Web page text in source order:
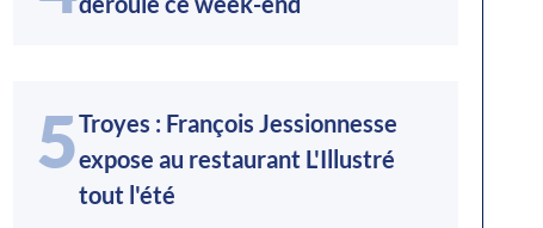
5Troyes : François Jessionnesse
expose au restaurant L'Illustré
tout l'été